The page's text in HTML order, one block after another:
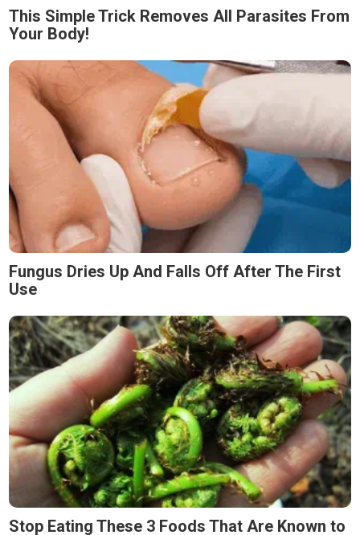
This Simple Trick Removes All Parasites From
Your Body!
Fungus Dries Up And Falls Off After The First
Use
Stop Eating These 3 Foods That Are Known to